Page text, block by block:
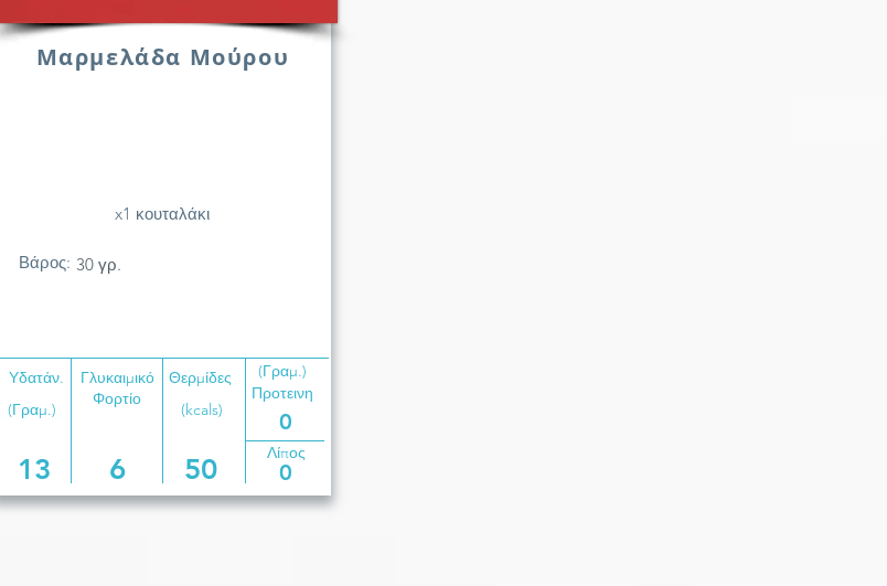
Μαρμελάδα Μούρου
x1 κουταλάκι
Βάρος: 30 γρ.
Υδατάν.
Γλυκαιμικό
Φορτίο
(Γραμ.)
Θερμίδες
(kcals)
Προτεινη
0
(Γραμ.)
13 6 50 Λίπος
0